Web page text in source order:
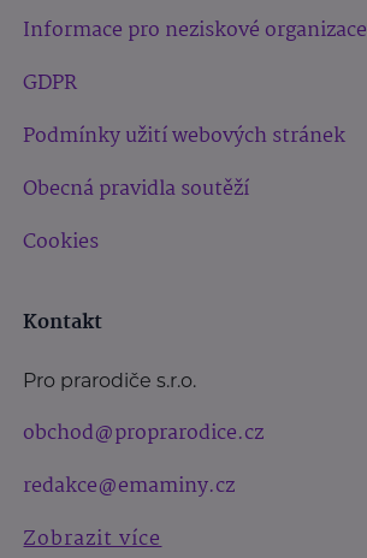
Informace pro neziskové organizace
GDPR
Podmínky užití webových stránek
Obecná pravidla soutěží
Cookies
Kontakt
Pro prarodiče s.r.o.
obchod@proprarodice.cz
redakce@emaminy.cz
Zobrazit více